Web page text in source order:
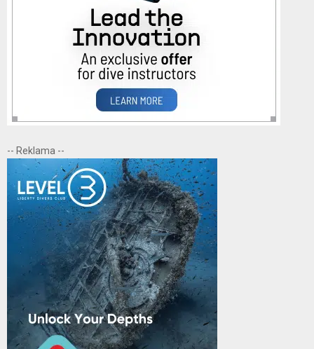
-- Reklama --